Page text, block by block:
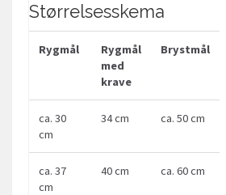
Størrelsesskema
Rygmål
Rygmål
med
krave
Brystmål
ca. 30
cm
34 cm ca. 50 cm
ca. 37
cm
40 cm ca. 60 cm